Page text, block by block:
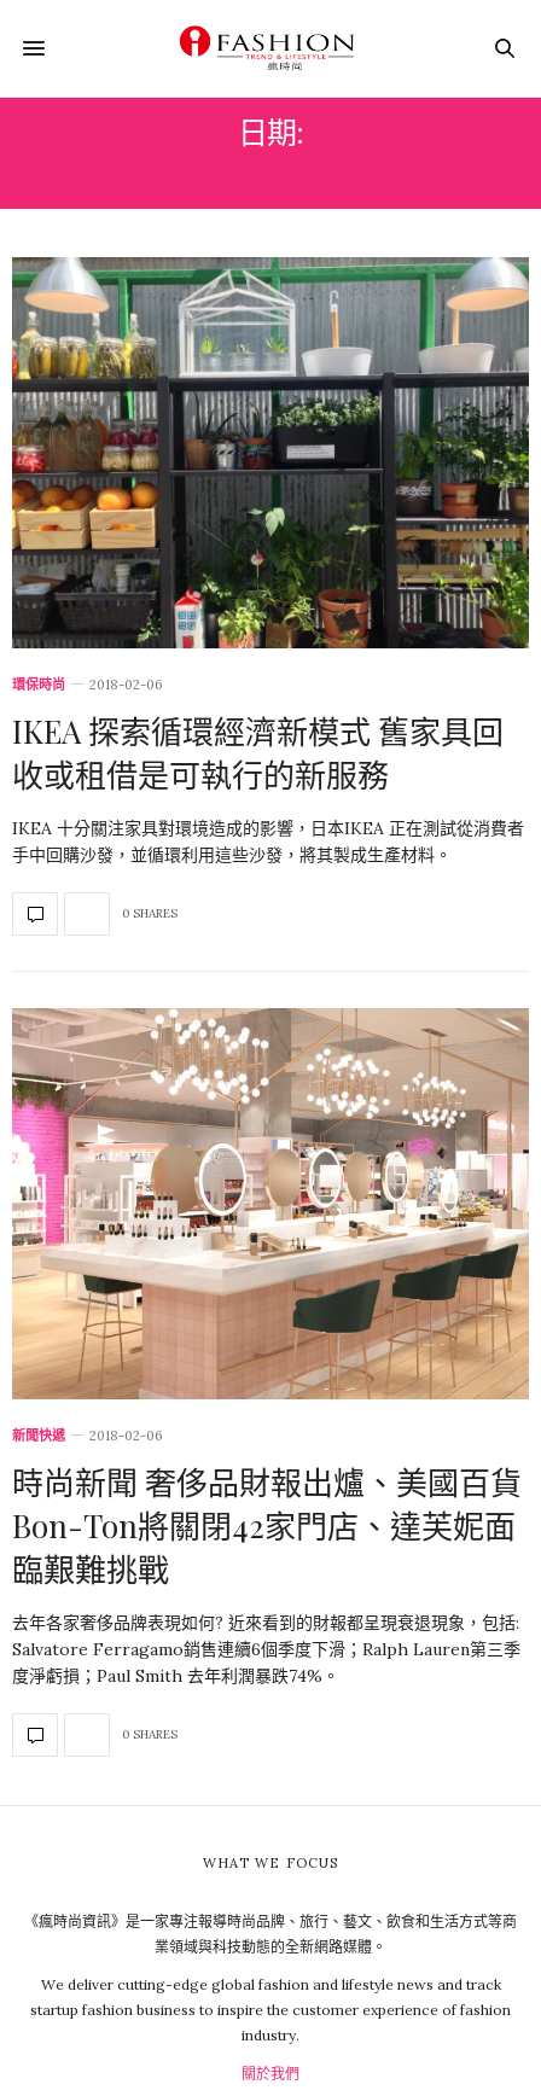
日期:
環保時尚 2018-02-06
IKEA 探索循環經濟新模式 舊家具回
收或租借是可執行的新服務
IKEA 十分關注家具對環境造成的影響，日本IKEA 正在測試從消費者
手中回購沙發，並循環利用這些沙發，將其製成生產材料。
0 SHARES
新聞快遞 2018-02-06
時尚新聞 奢侈品財報出爐、美國百貨
Bon-Ton將關閉42家門店、達芙妮面
臨艱難挑戰
去年各家奢侈品牌表現如何? 近來看到的財報都呈現衰退現象，包括:
Salvatore Ferragamo銷售連續6個季度下滑；Ralph Lauren第三季
度淨虧損；Paul Smith 去年利潤暴跌74%。
0 SHARES
WHAT WE FOCUS
《瘋時尚資訊》是一家專注報導時尚品牌、旅行、藝文、飲食和生活方式等商
業領域與科技動態的全新網路媒體。
We deliver cutting-edge global fashion and lifestyle news and track
startup fashion business to inspire the customer experience of fashion
industry.
關於我們